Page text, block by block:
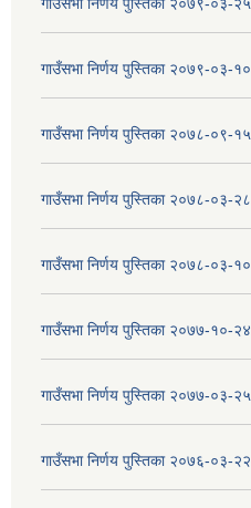
गाउँसभा निर्णय पुस्तिका २०७९-०३-१०
गाउँसभा निर्णय पुस्तिका २०७८-०९-१५
गाउँसभा निर्णय पुस्तिका २०७८-०३-२८
गाउँसभा निर्णय पुस्तिका २०७८-०३-१०
गाउँसभा निर्णय पुस्तिका २०७७-१०-२४
गाउँसभा निर्णय पुस्तिका २०७७-०३-२५
गाउँसभा निर्णय पुस्तिका २०७६-०३-२२